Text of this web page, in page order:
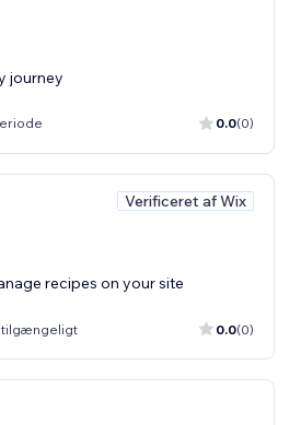
journey
0.0(0)
Verificeret af Wix
recipes on your site
tilgængeligt 0.0(0)